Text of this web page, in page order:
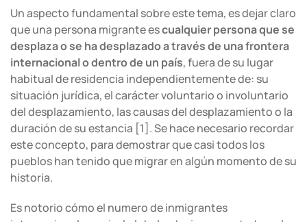
Un aspecto fundamental sobre este tema, es dejar claro
que una persona migrante escualquier persona que se
desplaza o se ha desplazado a través de una frontera
internacional o dentro de un país, fuera de su lugar
habitual de residencia independientemente de: su
situación jurídica, el carácter voluntario o involuntario
del desplazamiento, las causas del desplazamiento o la
duración de su estancia [1]. Se hace necesario recordar
este concepto, para demostrar que casi todos los
pueblos han tenido que migrar en algún momento de su
historia.
Es notorio cómo el numero de inmigrantes